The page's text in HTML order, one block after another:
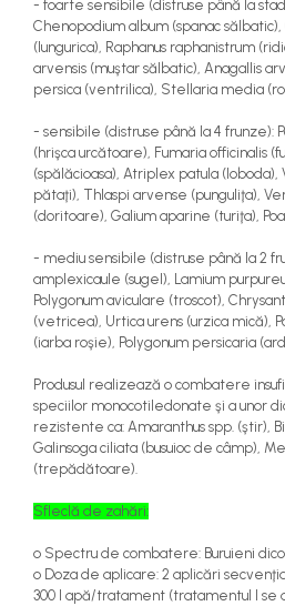
- foarte sensibile (distruse până la
Chenopodium album (spanac
(lungurica), Raphanus raphanistrum
arvensis (muştar sălbatic), Anagallis
persica (ventrilica), Stellaria media
- sensibile (distruse până la 4 frunze):
(hrişca urcătoare), Fumaria officinalis
(spălăcioasa), Atriplex patula
pătaţi), Thlaspi arvense (punguliţa),
(doritoare), Galium aparine (turiţa),
- mediu sensibile (distruse până la 2
amplexicaule (sugel), Lamium
Polygonum aviculare (troscot),
(vetricea), Urtica urens (urzica mică),
(iarba roşie), Polygonum persicaria
Produsul realizează o combatere
speciilor monocotiledonate şi a unor
rezistente ca: Amaranthus spp. (ştir),
Galinsoga ciliata (busuioc de câmp),
(trepădătoare).
Sfleclă de zahări:
o Spectru de combatere: Buruieni
o Doza de aplicare: 2 aplicări
300 l apă/tratament (tratamentul I se